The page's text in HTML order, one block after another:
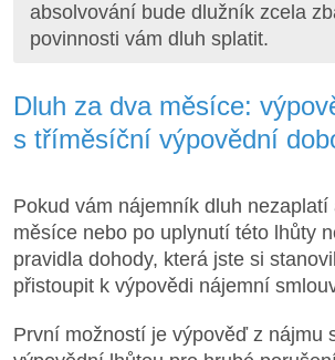
absolvování bude dlužník zcela
povinnosti vám dluh splatit.
Dluh za dva měsíce:
s tříměsíční výpovědní
Pokud vám nájemník dluh
měsíce nebo po uplynutí této lhůty
pravidla dohody, která jste si
přistoupit k výpovědi nájemní
První možností je výpověď z nájmu